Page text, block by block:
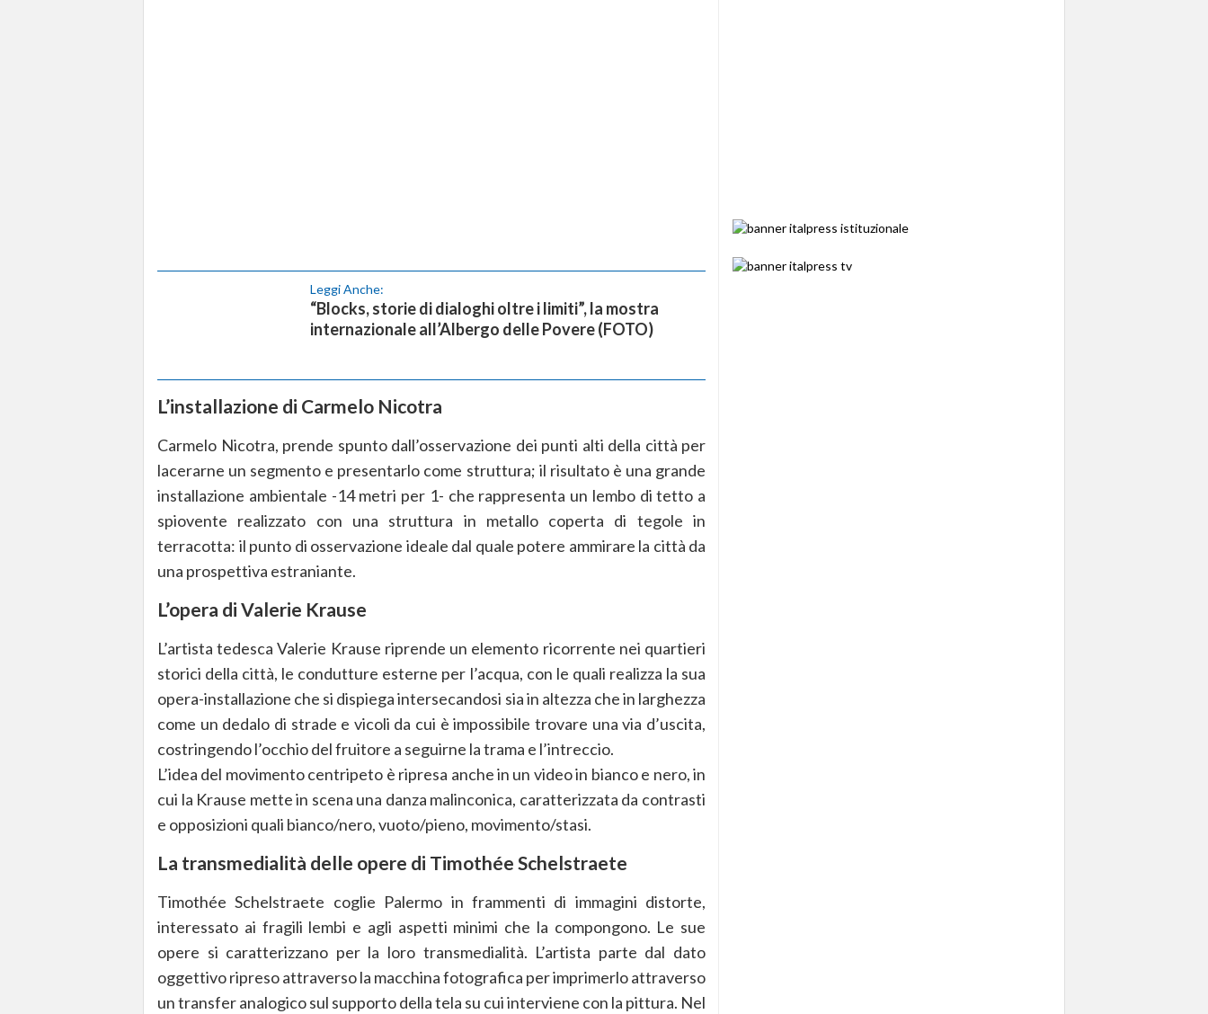
Leggi Anche:
“Blocks, storie di dialoghi oltre i limiti”, la mostra
internazionale all’Albergo delle Povere (FOTO)
L’installazione di Carmelo Nicotra
Carmelo Nicotra, prende spunto dall’osservazione dei punti alti della città per
lacerarne un segmento e presentarlo come struttura; il risultato è una grande
installazione ambientale -14 metri per 1- che rappresenta un lembo di tetto a
spiovente realizzato con una struttura in metallo coperta di tegole in
terracotta: il punto di osservazione ideale dal quale potere ammirare la città da
una prospettiva estraniante.
L’opera di Valerie Krause
L’artista tedesca Valerie Krause riprende un elemento ricorrente nei quartieri
storici della città, le condutture esterne per l’acqua, con le quali realizza la sua
opera-installazione che si dispiega intersecandosi sia in altezza che in larghezza
come un dedalo di strade e vicoli da cui è impossibile trovare una via d’uscita,
costringendo l’occhio del fruitore a seguirne la trama e l’intreccio.
L’idea del movimento centripeto è ripresa anche in un video in bianco e nero, in
cui la Krause mette in scena una danza malinconica, caratterizzata da contrasti
e opposizioni quali bianco/nero, vuoto/pieno, movimento/stasi.
La transmedialità delle opere di Timothée Schelstraete
Timothée Schelstraete coglie Palermo in frammenti di immagini distorte,
interessato ai fragili lembi e agli aspetti minimi che la compongono. Le sue
opere si caratterizzano per la loro transmedialità. L’artista parte dal dato
oggettivo ripreso attraverso la macchina fotografica per imprimerlo attraverso
un transfer analogico sul supporto della tela su cui interviene con la pittura. Nel